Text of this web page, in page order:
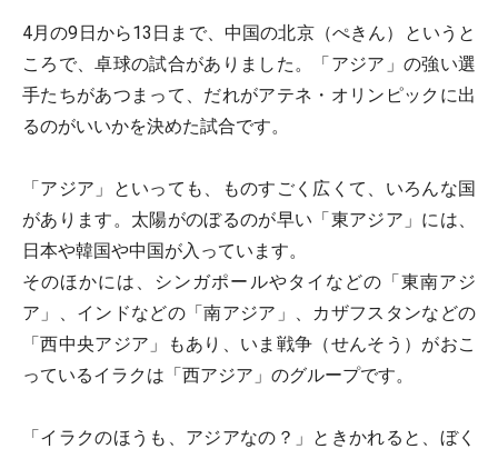
4月の9日から13日まで、中国の北京（ぺきん）というと
ころで、卓球の試合がありました。「アジア」の強い選
手たちがあつまって、だれがアテネ・オリンピックに出
るのがいいかを決めた試合です。
「アジア」といっても、ものすごく広くて、いろんな国
があります。太陽がのぼるのが早い「東アジア」には、
日本や韓国や中国が入っています。
そのほかには、シンガポールやタイなどの「東南アジ
ア」、インドなどの「南アジア」、カザフスタンなどの
「西中央アジア」もあり、いま戦争（せんそう）がおこ
っているイラクは「西アジア」のグループです。
「イラクのほうも、アジアなの？」ときかれると、ぼく